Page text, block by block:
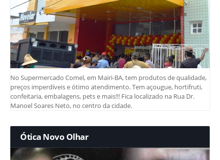
No Supermercado Comel, em Mairi-BA, tem produtos de qualidade,
preços imperdíveis e ótimo atendimento. Tem açougue, hortifruti,
confeitaria, embalagens, pets e mais!!! Fica localizado na Rua Dr.
Manoel Soares Neto, no centro da cidade.
Ótica Novo Olhar